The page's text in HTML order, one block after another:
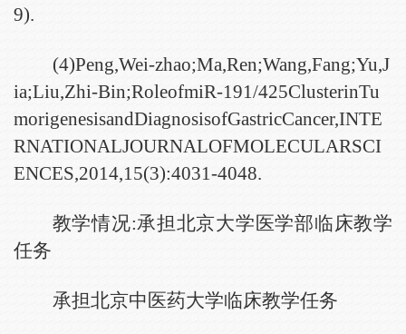
9).
(4)Peng,Wei-zhao;Ma,Ren;Wang,Fang;Yu,J
ia;Liu,Zhi-Bin;RoleofmiR-191/425ClusterinTu
morigenesisandDiagnosisofGastricCancer,INTE
RNATIONALJOURNALOFMOLECULARSCI
ENCES,2014,15(3):4031-4048.
教学情况:承担北京大学医学部临床教学
任务
承担北京中医药大学临床教学任务